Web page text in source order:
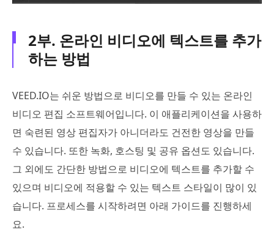
2부. 온라인 비디오에 텍스트를 추가
하는 방법
VEED.IO는 쉬운 방법으로 비디오를 만들 수 있는 온라인
비디오 편집 소프트웨어입니다. 이 애플리케이션을 사용하
면 숙련된 영상 편집자가 아니더라도 건전한 영상을 만들
수 있습니다. 또한 녹화, 호스팅 및 공유 옵션도 있습니다.
그 외에도 간단한 방법으로 비디오에 텍스트를 추가할 수
있으며 비디오에 적용할 수 있는 텍스트 스타일이 많이 있
습니다. 프로세스를 시작하려면 아래 가이드를 진행하세
요.